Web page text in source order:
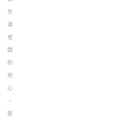
充
滿
老
闆
的
用
心
，
提